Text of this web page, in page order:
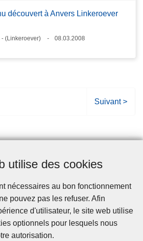
utilise des cookies
nécessaires au bon fonctionnement
pouvez pas les refuser. Afin
d'utilisateur, le site web utilise
optionnels pour lesquels nous
autorisation.
découvert à Anvers Linkeroever
- (Linkeroever)
08.03.2008
P
e
u
v
a
n
t
Suivant >
Statistiques